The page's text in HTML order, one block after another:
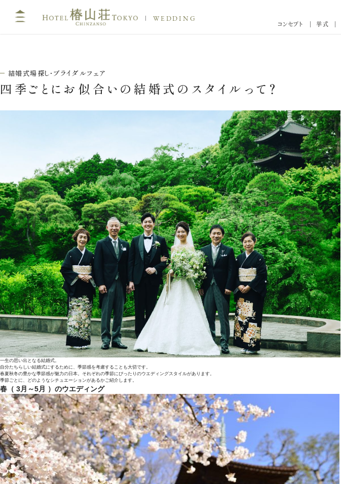
WEDDING
コンセプト 挙式
結婚式場探し・ブライダルフェア
四季ごとにお似合いの結婚式のスタイルって？
一生の思い出となる結婚式。
自分たちらしい結婚式にするために、季節感を考慮することも大切です。
春夏秋冬の豊かな季節感が魅力の日本。それぞれの季節にぴったりのウエディングスタイルがあります。
季節ごとに、どのようなシチュエーションがあるかご紹介します。
春（ 3月～5月 ）のウエディング